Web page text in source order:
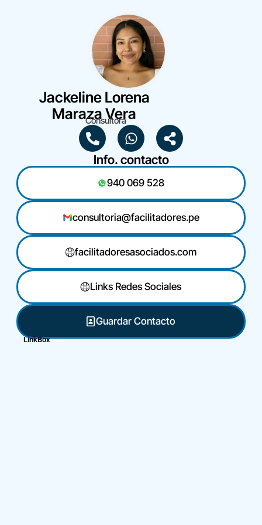
Jackeline Lorena
Maraza Vera
Consultora
Info. contacto
940 069 528
consultoria@facilitadores.pe
facilitadoresasociados.com
Links Redes Sociales
Guardar Contacto
LinkBox